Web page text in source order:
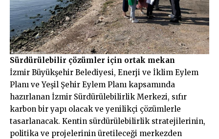
Sürdürülebilir çözümler için ortak mekan
İzmir Büyükşehir Belediyesi, Enerji ve İklim Eylem
Planı ve Yeşil Şehir Eylem Planı kapsamında
hazırlanan İzmir Sürdürülebilirlik Merkezi, sıfır
karbon bir yapı olacak ve yenilikçi çözümlerle
tasarlanacak. Kentin sürdürülebilirlik stratejilerinin,
politika ve projelerinin üretileceği merkezden